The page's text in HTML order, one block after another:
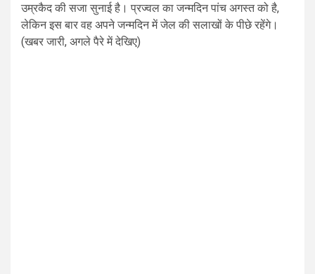
उम्रकैद की सजा सुनाई है। प्रज्वल का जन्मदिन पांच अगस्त को है,
लेकिन इस बार वह अपने जन्मदिन में जेल की सलाखों के पीछे रहेंगे।
(खबर जारी, अगले पैरे में देखिए)